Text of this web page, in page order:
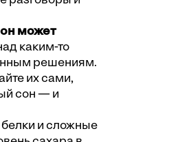
может
каким-то
решениям.
их сами,
сон — и
и сложные